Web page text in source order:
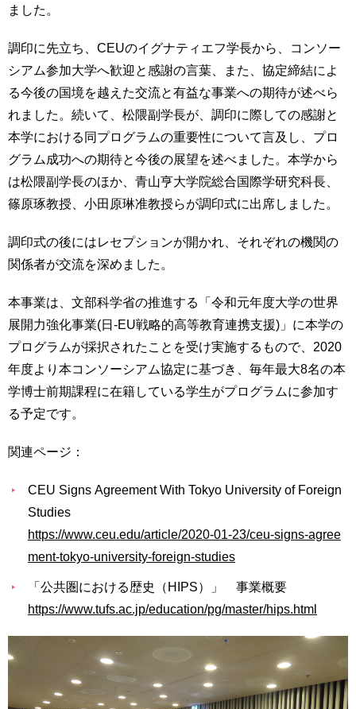
会
連
携
入
試
情
報
寄
を
す
問
い
合
せ
通
ク
ト
卒
生
の
一
般・
地
の
方
教
職
用
ました。
調印に先立ち、CEUのイグナティエフ学長から、コンソー
シアム参加大学へ歓迎と感謝の言葉、また、協定締結によ
る今後の国境を越えた交流と有益な事業への期待が述べら
れました。続いて、松隈副学長が、調印に際しての感謝と
本学における同プログラムの重要性について言及し、プロ
グラム成功への期待と今後の展望を述べました。本学から
は松隈副学長のほか、青山亨大学院総合国際学研究科長、
篠原琢教授、小田原琳准教授らが調印式に出席しました。
調印式の後にはレセプションが開かれ、それぞれの機関の
関係者が交流を深めました。
本事業は、文部科学省の推進する「令和元年度大学の世界
展開力強化事業(日-EU戦略的高等教育連携支援)」に本学の
プログラムが採択されたことを受け実施するもので、2020
年度より本コンソーシアム協定に基づき、毎年最大8名の本
学博士前期課程に在籍している学生がプログラムに参加す
る予定です。
関連ページ：
CEU Signs Agreement With Tokyo University of Foreign
Studies
https://www.ceu.edu/article/2020-01-23/ceu-signs-agree
ment-tokyo-university-foreign-studies
「公共圏における歴史（HIPS）」 事業概要
https://www.tufs.ac.jp/education/pg/master/hips.html